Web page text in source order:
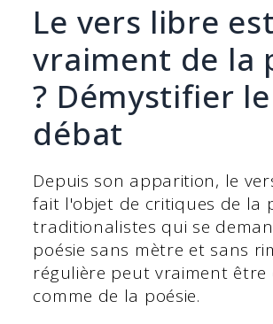
Le vers libre
vraiment de la
? Démystifier le
débat
Depuis son apparition, le
fait l'objet de critiques de la
traditionalistes qui se
poésie sans mètre et sans
régulière peut vraiment être
comme de la poésie.